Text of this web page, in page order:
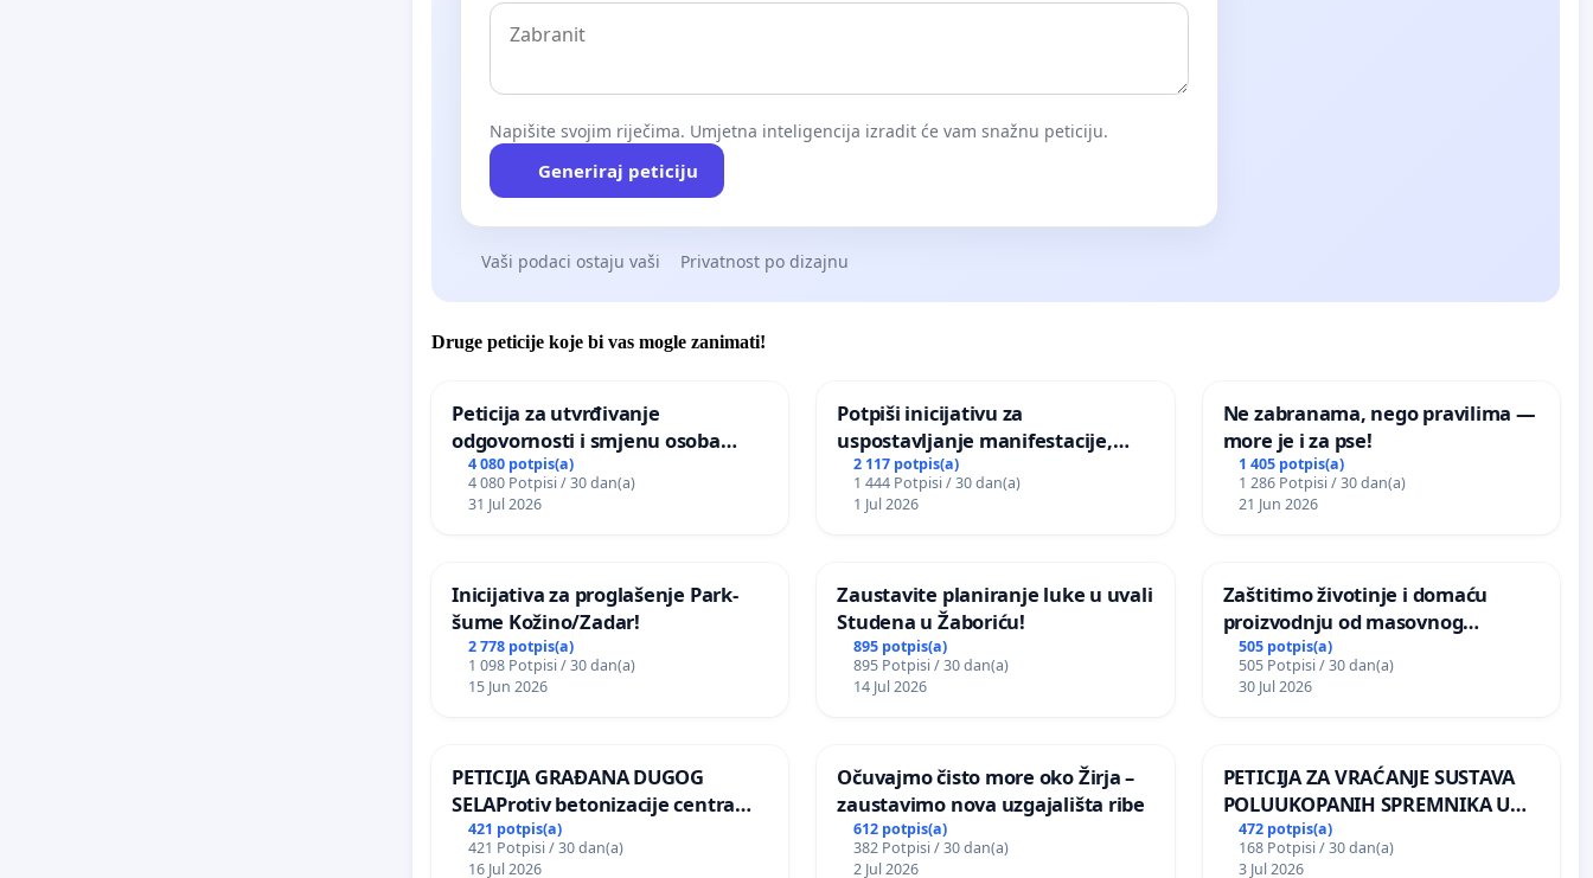
Napišite svojim riječima. Umjetna inteligencija izradit će vam snažnu peticiju.
Generiraj peticiju
Vaši podaci ostaju vaši Privatnost po dizajnu
Druge peticije koje bi vas mogle zanimati!
Peticija za utvrđivanje
odgovornosti i smjenu osoba
odgovornih za incident u
Zoološkom vrtu Grada Zagreba
4 080 potpis(a)
4 080 Potpisi / 30 dan(a)
31 Jul 2026
Potpiši inicijativu za
uspostavljanje manifestacije,
godišnje nagrade ili drugog
javnog događaja „Edin Avdić“ u
Sarajevu
2 117 potpis(a)
1 444 Potpisi / 30 dan(a)
1 Jul 2026
Ne zabranama, nego pravilima —
more je i za pse!
1 405 potpis(a)
1 286 Potpisi / 30 dan(a)
21 Jun 2026
Inicijativa za proglašenje Park-
šume Kožino/Zadar!
2 778 potpis(a)
1 098 Potpisi / 30 dan(a)
15 Jun 2026
Zaustavite planiranje luke u uvali
Studena u Žaboriću!
895 potpis(a)
895 Potpisi / 30 dan(a)
14 Jul 2026
Zaštitimo životinje i domaću
proizvodnju od masovnog
uništavanja zbog afričke svinjske
kuge
505 potpis(a)
505 Potpisi / 30 dan(a)
30 Jul 2026
PETICIJA GRAĐANA DUGOG
SELAProtiv betonizacije centra
grada i za očuvanje postojećih
zelenih površina i odraslih
421 potpis(a)
421 Potpisi / 30 dan(a)
16 Jul 2026
Očuvajmo čisto more oko Žirja –
zaustavimo nova uzgajališta ribe
612 potpis(a)
382 Potpisi / 30 dan(a)
2 Jul 2026
PETICIJA ZA VRAĆANJE SUSTAVA
POLUUKOPANIH SPREMNIKA U
NASELJU KOLANJSKI GAJAC
472 potpis(a)
168 Potpisi / 30 dan(a)
3 Jul 2026